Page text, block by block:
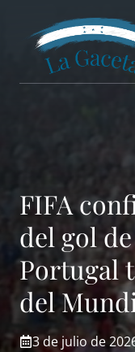
contenido
FIFA
del gol
Portugal
del
3 de julio de